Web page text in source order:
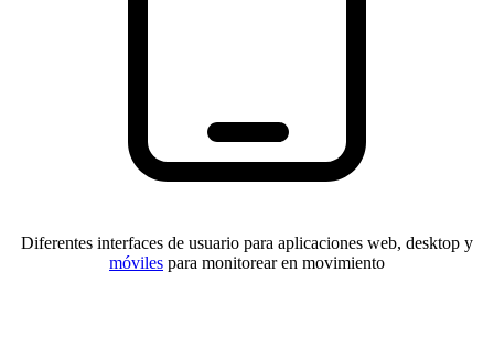
Diferentes interfaces de usuario para aplicaciones web, desktop y
móviles para monitorear en movimiento